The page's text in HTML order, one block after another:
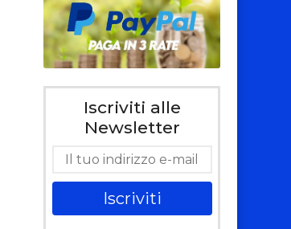
Iscriviti alle
Newsletter
Iscriviti